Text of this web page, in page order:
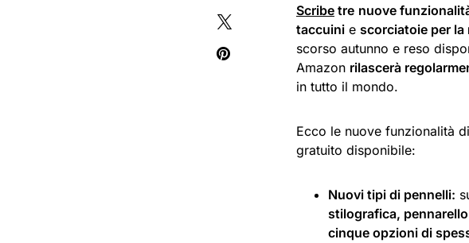
Scribe tre nuove
taccuini e scorciatoie per la
scorso autunno e reso
Amazon rilascerà
in tutto il mondo.
Ecco le nuove funzionalità
gratuito disponibile:
Nuovi tipi di pennelli:
stilografica,
cinque opzioni di